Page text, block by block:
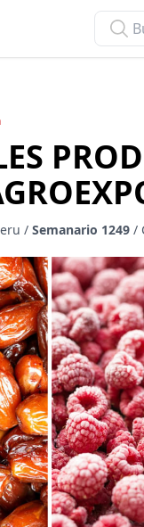
/ Semanario 1249 /